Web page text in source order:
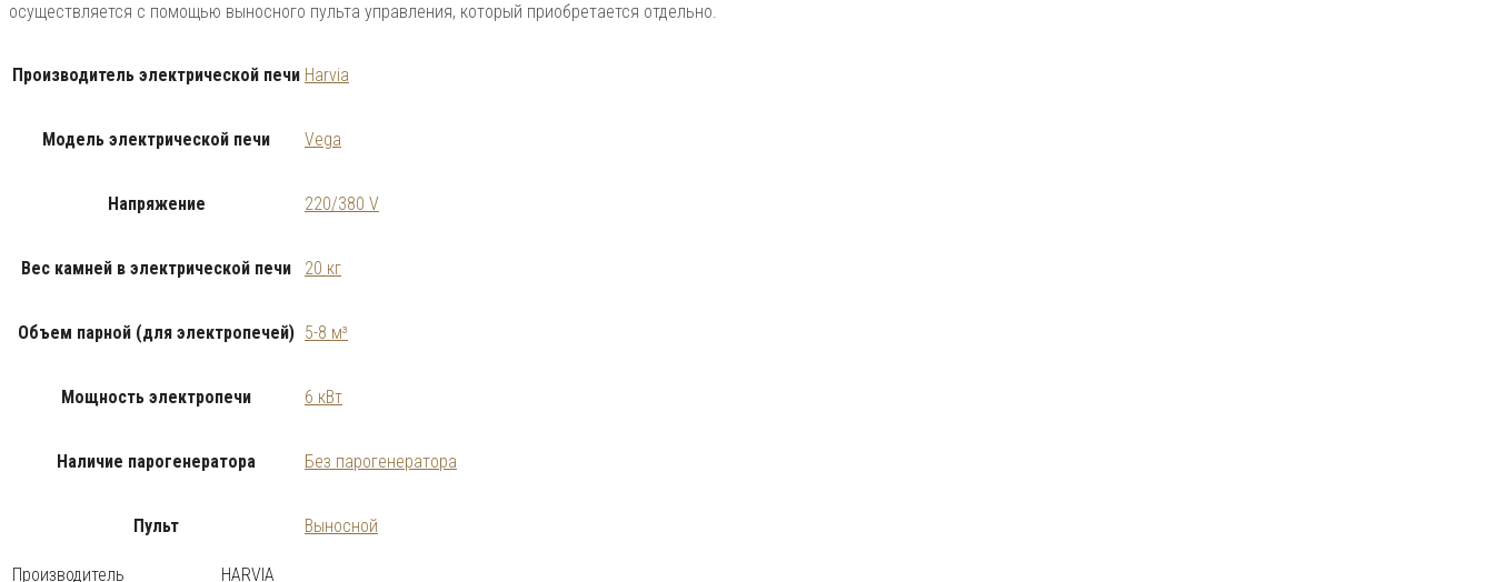
осуществляется с помощью выносного пульта управления, который приобретается отдельно.
Производитель электрической печи Harvia
Модель электрической печи Vega
Напряжение 220/380 V
Вес камней в электрической печи 20 кг
Объем парной (для электропечей) 5-8 м³
Мощность электропечи 6 кВт
Наличие парогенератора Без парогенератора
Пульт Выносной
Производитель HARVIA